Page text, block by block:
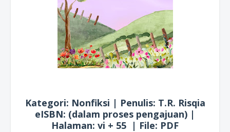
Kategori: Nonfiksi | Penulis: T.R. Risqia
eISBN: (dalam proses pengajuan) |
Halaman: vi + 55 | File: PDF